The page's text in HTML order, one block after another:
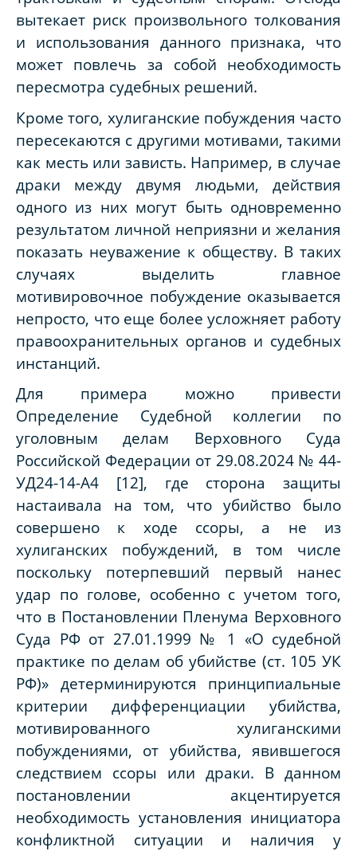
вытекает риск произвольного толкования
и использования данного признака, что
может повлечь за собой необходимость
пересмотра судебных решений.
Кроме того, хулиганские побуждения часто
пересекаются с другими мотивами, такими
как месть или зависть. Например, в случае
драки между двумя людьми, действия
одного из них могут быть одновременно
результатом личной неприязни и желания
показать неуважение к обществу. В таких
случаях выделить главное
мотивировочное побуждение оказывается
непросто, что еще более усложняет работу
правоохранительных органов и судебных
инстанций.
Для примера можно привести
Определение Судебной коллегии по
уголовным делам Верховного Суда
Российской Федерации от 29.08.2024 № 44-
УД24-14-А4 [12], где сторона защиты
настаивала на том, что убийство было
совершено к ходе ссоры, а не из
хулиганских побуждений, в том числе
поскольку потерпевший первый нанес
удар по голове, особенно с учетом того,
что в Постановлении Пленума Верховного
Суда РФ от 27.01.1999 № 1 «О судебной
практике по делам об убийстве (ст. 105 УК
РФ)» детерминируются принципиальные
критерии дифференциации убийства,
мотивированного хулиганскими
побуждениями, от убийства, явившегося
следствием ссоры или драки. В данном
постановлении акцентируется
необходимость установления инициатора
конфликтной ситуации и наличия у